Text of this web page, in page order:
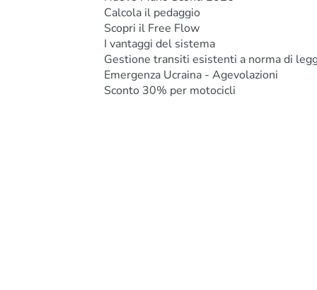
Calcola il pedaggio
Scopri il Free Flow
I vantaggi del sistema
Gestione transiti esistenti a norma di
Emergenza Ucraina - Agevolazioni
Sconto 30% per motocicli